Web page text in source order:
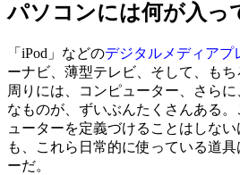
パソコンには何が入っ
「iPod」などのデジタルメディアプ
ーナビ、薄型テレビ、そして、も
周りには、コンピューター、さら
なものが、ずいぶんたくさんある
ューターを定義づけることはしな
も、これら日常的に使っている道
ーだ。